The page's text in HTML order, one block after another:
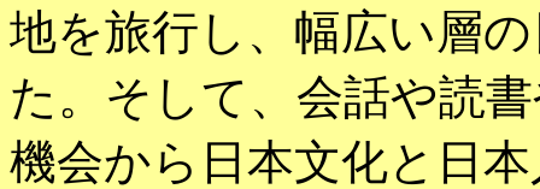
地を旅行し、幅広い層
た。そして、会話や読
機会から日本文化と日